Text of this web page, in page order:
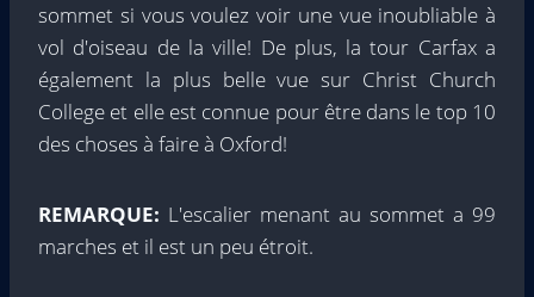
sommet si vous voulez voir une vue inoubliable à
vol d'oiseau de la ville! De plus, la tour Carfax a
également la plus belle vue sur Christ Church
College et elle est connue pour être dans le top 10
des choses à faire à Oxford!
REMARQUE: L'escalier menant au sommet a 99
marches et il est un peu étroit.